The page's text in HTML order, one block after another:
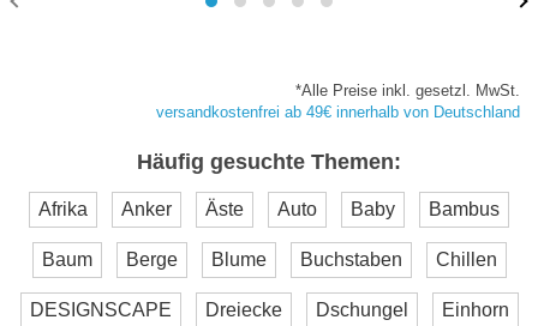
*Alle Preise inkl. gesetzl. MwSt.
versandkostenfrei ab 49€ innerhalb von Deutschland
Häufig gesuchte Themen:
Afrika Anker Äste Auto Baby Bambus
Baum Berge Blume Buchstaben Chillen
DESIGNSCAPE Dreiecke Dschungel Einhorn